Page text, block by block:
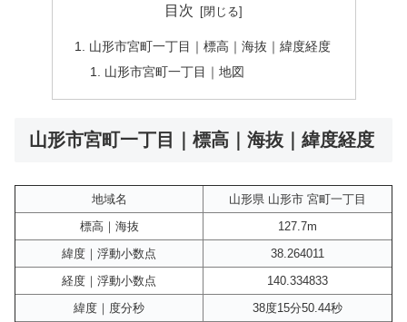
目次
山形市宮町一丁目｜標高｜海抜｜緯度経度
山形市宮町一丁目｜地図
山形市宮町一丁目｜標高｜海抜｜緯度経度
地域名
山形県 山形市 宮町一丁目
標高｜海抜
127.7m
緯度｜浮動小数点
38.264011
経度｜浮動小数点
140.334833
緯度｜度分秒
38度15分50.44秒